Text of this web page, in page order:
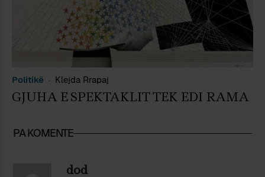
Politikë Klejda Rrapaj
GJUHA E SPEKTAKLIT TEK EDI RAMA
PA KOMENTE
dod